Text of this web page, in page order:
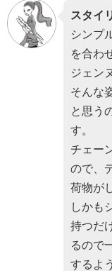
スタイ
シンプ
を合わ
ジェン
そんな
と思う
す。
チェー
ので、
荷物が
しかも
持つだ
るので
するよ